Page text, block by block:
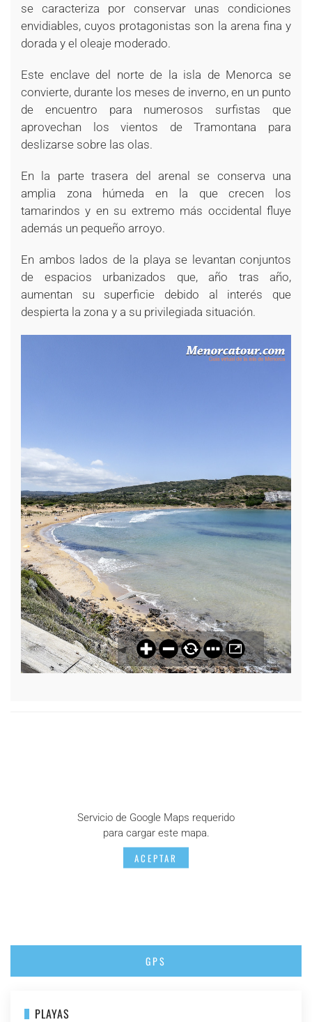
se caracteriza por conservar unas condiciones
envidiables, cuyos protagonistas son la arena fina y
dorada y el oleaje moderado.
Este enclave del norte de la isla de Menorca se
convierte, durante los meses de inverno, en un punto
de encuentro para numerosos surfistas que
aprovechan los vientos de Tramontana para
deslizarse sobre las olas.
En la parte trasera del arenal se conserva una
amplia zona húmeda en la que crecen los
tamarindos y en su extremo más occidental fluye
además un pequeño arroyo.
En ambos lados de la playa se levantan conjuntos
de espacios urbanizados que, año tras año,
aumentan su superficie debido al interés que
despierta la zona y a su privilegiada situación.
Servicio de Google Maps requerido
para cargar este mapa.
ACEPTAR
GPS
PLAYAS